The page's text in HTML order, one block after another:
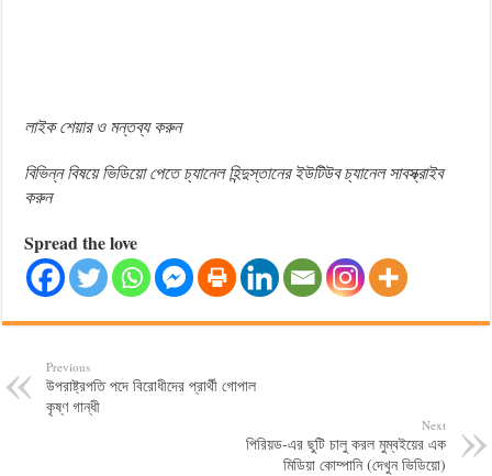
লাইক শেয়ার ও মন্তব্য করুন
বিভিন্ন বিষয়ে ভিডিয়ো পেতে চ্যানেল হিন্দুস্তানের ইউটিউব চ্যানেল সাবস্ক্রাইব
করুন
Spread the love
Previous
উপরাষ্ট্রপতি পদে বিরোধীদের প্রার্থী গোপাল
কৃষ্ণ গান্ধী
Next
পিরিয়ড-এর ছুটি চালু করল মুম্বইয়ের এক
মিডিয়া কোম্পানি (দেখুন ভিডিয়ো)